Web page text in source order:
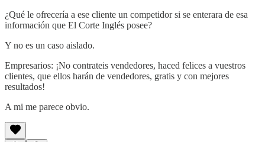
¿Qué le ofrecería a ese cliente un competidor si se enterara de esa
información que El Corte Inglés posee?
Y no es un caso aislado.
Empresarios: ¡No contrateis vendedores, haced felices a vuestros
clientes, que ellos harán de vendedores, gratis y con mejores
resultados!
A mi me parece obvio.